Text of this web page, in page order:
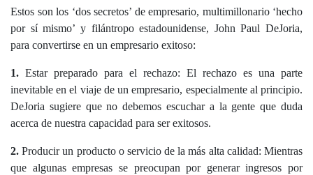
Estos son los ‘dos secretos’ de empresario, multimillonario ‘hecho
por sí mismo’ y filántropo estadounidense, John Paul DeJoria,
para convertirse en un empresario exitoso:
1. Estar preparado para el rechazo: El rechazo es una parte
inevitable en el viaje de un empresario, especialmente al principio.
DeJoria sugiere que no debemos escuchar a la gente que duda
acerca de nuestra capacidad para ser exitosos.
2. Producir un producto o servicio de la más alta calidad: Mientras
que algunas empresas se preocupan por generar ingresos por